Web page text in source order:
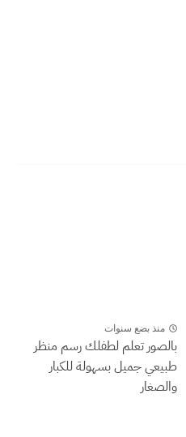
منذ بضع سنوات
بالصور تعلم لطفلك رسم منظر
طبيعي جميل بسهولة للكبار
والصغار